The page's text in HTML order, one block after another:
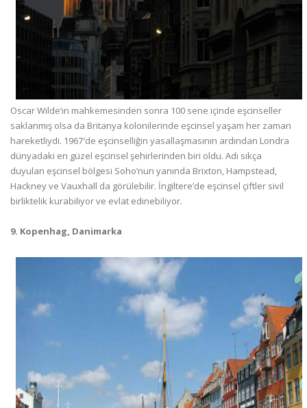
Oscar Wilde’ın mahkemesinden sonra 100 sene içinde eşcinseller
saklanmış olsa da Britanya kolonilerinde eşcinsel yaşam her zaman
hareketliydi. 1967′de eşcinselliğin yasallaşmasının ardından Londra
dünyadaki en güzel eşcinsel şehirlerinden biri oldu. Adı sıkça
duyulan eşcinsel bölgesi Soho’nun yanında Brixton, Hampstead,
Hackney ve Vauxhall da görülebilir. İngiltere’de eşcinsel çiftler sivil
birliktelik kurabiliyor ve evlat edinebiliyor.
9. Kopenhag, Danimarka